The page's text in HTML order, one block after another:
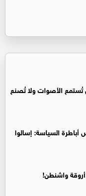
تُستمع الأصوات ولا تُصنع
أباطرة السياسة: إسالوا
واشنطن!